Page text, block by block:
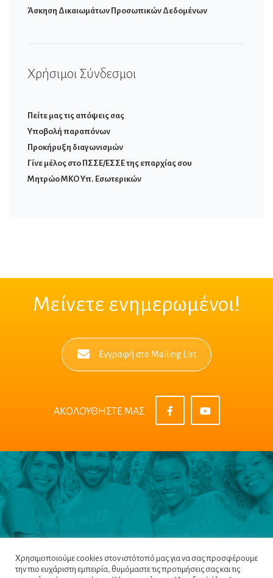
Άσκηση Δικαιωμάτων Προσωπικών Δεδομένων
Χρήσιμοι Σύνδεσμοι
Πείτε μας τις απόψεις σας
Υποβολή παραπόνων
Προκήρυξη διαγωνισμών
Γίνε μέλος στο ΠΣΣΕ/ΕΣΣΕ της επαρχίας σου
Μητρώο ΜΚΟ Υπ. Εσωτερικών
Μείνετε ενημερωμένοι!
Εγγραφή στο Mailing List
ΑΚΟΛΟΥΘΗΣΤΕ ΜΑΣ
Χρησιμοποιούμε cookies στον ιστότοπό μας για να σας προσφέρουμε
την πιο ευχάριστη εμπειρία, θυμόμαστε τις προτιμήσεις σας και τις